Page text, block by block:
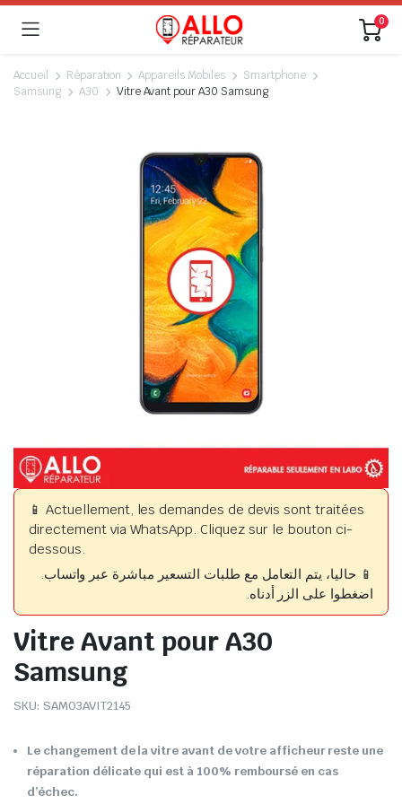
0
Accueil Réparation Appareils Mobiles
Smartphone
Samsung
A30 Vitre Avant pour A30 Samsung
📱 Actuellement, les demandes de devis sont traitées
directement via WhatsApp. Cliquez sur le bouton ci-
dessous.
📱 حاليا، يتم التعامل مع طلبات التسعير مباشرة عبر واتساب.
اضغطوا على الزر أدناه.
Vitre Avant pour A30
Samsung
SKU: SAM03AVIT2145
Le changement de la vitre avant de votre afficheur reste une
réparation délicate qui est à 100% remboursé en cas
d’échec.